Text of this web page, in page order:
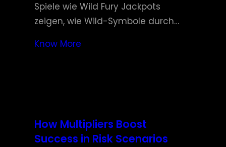
Spiele wie Wild Fury Jackpots
zeigen, wie Wild-Symbole durch…
Know More
How Multipliers Boost
Success in Risk Scenarios